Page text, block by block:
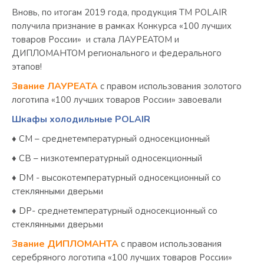
Вновь, по итогам 2019 года, продукция TM POLAIR
получила признание в рамках Конкурса «100 лучших
товаров России» и стала ЛАУРЕАТОМ и
ДИПЛОМАНТОМ регионального и федерального
этапов!
Звание ЛАУРЕАТА с правом использования золотого
логотипа «100 лучших товаров России» завоевали
Шкафы холодильные POLAIR
♦ СМ – среднетемпературный односекционный
♦ СВ – низкотемпературный односекционный
♦ DM - высокотемпературный односекционный со
стеклянными дверьми
♦ DP- среднетемпературный односекционный со
стеклянными дверьми
Звание ДИПЛОМАНТА с правом использования
серебряного логотипа «100 лучших товаров России»